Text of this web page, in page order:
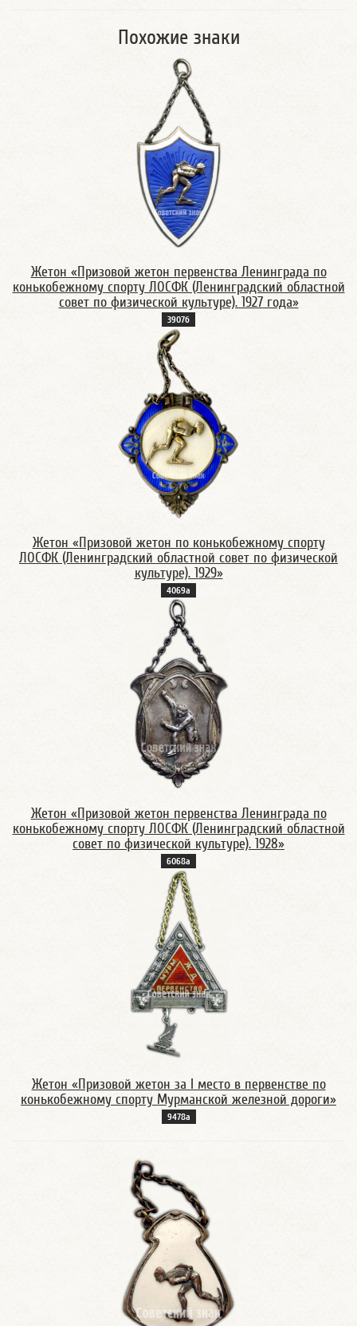
Похожие знаки
Жетон «Призовой жетон первенства Ленинграда по
конькобежному спорту ЛОСФК (Ленинградский областной
совет по физической культуре). 1927 года»
3907б
Жетон «Призовой жетон по конькобежному спорту
ЛОСФК (Ленинградский областной совет по физической
культуре). 1929»
4069а
Жетон «Призовой жетон первенства Ленинграда по
конькобежному спорту ЛОСФК (Ленинградский областной
совет по физической культуре). 1928»
6068а
Жетон «Призовой жетон за I место в первенстве по
конькобежному спорту Мурманской железной дороги»
9478а